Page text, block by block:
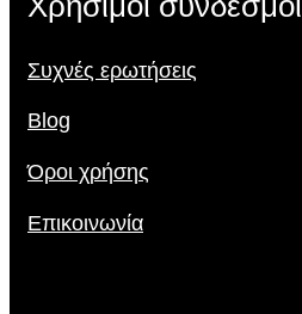
Συχνές ερωτήσεις
Blog
Όροι χρήσης
Επικοινωνία